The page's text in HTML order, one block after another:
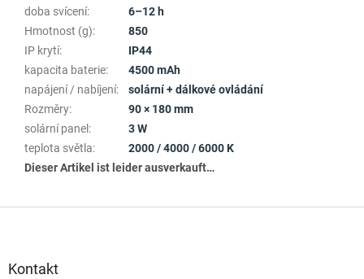
doba svícení:
6–12 h
Hmotnost (g):
850
IP krytí:
IP44
kapacita baterie:
4500 mAh
napájení / nabíjení:
solární + dálkové ovládání
Rozměry:
90 × 180 mm
solární panel :
3 W
teplota světla:
2000 / 4000 / 6000 K
Dieser Artikel ist leider ausverkauft…
Kontakt